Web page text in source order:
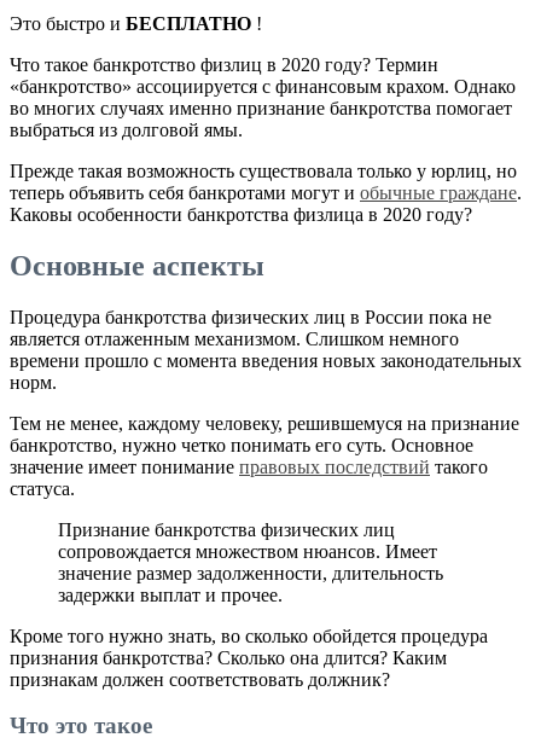
Это быстро и БЕСПЛАТНО !
Что такое банкротство физлиц в 2020 году? Термин
«банкротство» ассоциируется с финансовым крахом. Однако
во многих случаях именно признание банкротства помогает
выбраться из долговой ямы.
Прежде такая возможность существовала только у юрлиц, но
теперь объявить себя банкротами могут и обычные граждане.
Каковы особенности банкротства физлица в 2020 году?
Основные аспекты
Процедура банкротства физических лиц в России пока не
является отлаженным механизмом. Слишком немного
времени прошло с момента введения новых законодательных
норм.
Тем не менее, каждому человеку, решившемуся на признание
банкротство, нужно четко понимать его суть. Основное
значение имеет понимание правовых последствий такого
статуса.
Признание банкротства физических лиц
сопровождается множеством нюансов. Имеет
значение размер задолженности, длительность
задержки выплат и прочее.
Кроме того нужно знать, во сколько обойдется процедура
признания банкротства? Сколько она длится? Каким
признакам должен соответствовать должник?
Что это такое